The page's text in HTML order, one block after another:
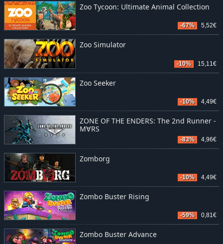
Zoo Tycoon: Ultimate Animal Collection
-67% 5,52€
Zoo Simulator
-10% 15,11€
Zoo Seeker
-10% 4,49€
ZONE OF THE ENDERS: The 2nd Runner -
M∀RS
-83% 4,96€
Zomborg
-10% 4,49€
Zombo Buster Rising
-59% 0,81€
Zombo Buster Advance